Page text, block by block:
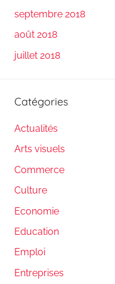
septembre 2018
août 2018
juillet 2018
Catégories
Actualités
Arts visuels
Commerce
Culture
Economie
Education
Emploi
Entreprises